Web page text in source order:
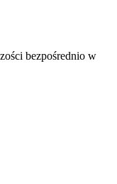
bezpośrednio w